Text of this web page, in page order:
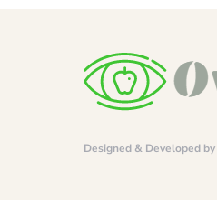
Designed & Developed by